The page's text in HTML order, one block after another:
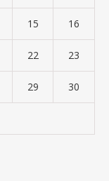
15 16
22 23
29 30